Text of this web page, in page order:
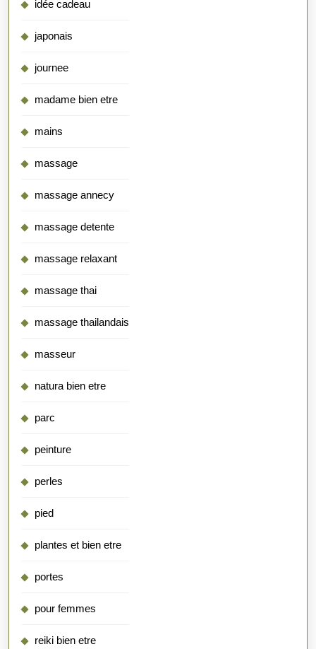
idée cadeau
japonais
journee
madame bien etre
mains
massage
massage annecy
massage detente
massage relaxant
massage thai
massage thailandais
masseur
natura bien etre
parc
peinture
perles
pied
plantes et bien etre
portes
pour femmes
reiki bien etre